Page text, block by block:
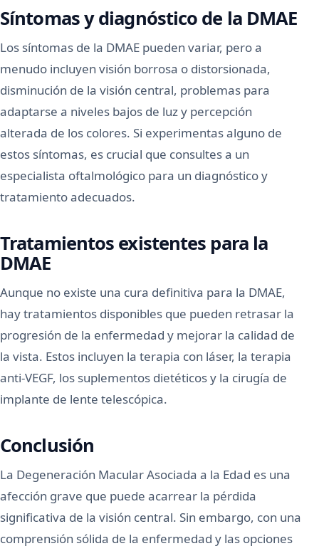
Síntomas y diagnóstico de la DMAE
Los síntomas de la DMAE pueden variar, pero a
menudo incluyen visión borrosa o distorsionada,
disminución de la visión central, problemas para
adaptarse a niveles bajos de luz y percepción
alterada de los colores. Si experimentas alguno de
estos síntomas, es crucial que consultes a un
especialista oftalmológico para un diagnóstico y
tratamiento adecuados.
Tratamientos existentes para la
DMAE
Aunque no existe una cura definitiva para la DMAE,
hay tratamientos disponibles que pueden retrasar la
progresión de la enfermedad y mejorar la calidad de
la vista. Estos incluyen la terapia con láser, la terapia
anti-VEGF, los suplementos dietéticos y la cirugía de
implante de lente telescópica.
Conclusión
La Degeneración Macular Asociada a la Edad es una
afección grave que puede acarrear la pérdida
significativa de la visión central. Sin embargo, con una
comprensión sólida de la enfermedad y las opciones